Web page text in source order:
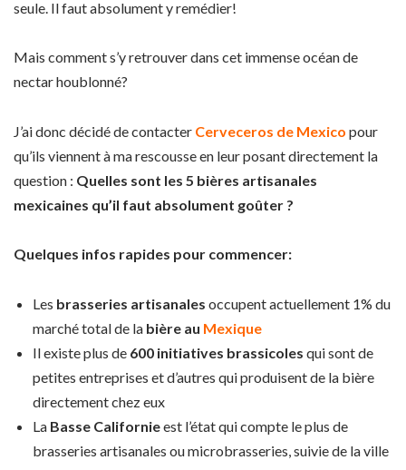
seule. Il faut absolument y remédier!
Mais comment s’y retrouver dans cet immense océan de
nectar houblonné?
J’ai donc décidé de contacter Cerveceros de Mexico pour
qu’ils viennent à ma rescousse en leur posant directement la
question : Quelles sont les 5 bières artisanales
mexicaines qu’il faut absolument goûter ?
Quelques infos rapides pour commencer:
Les brasseries artisanales occupent actuellement 1% du
marché total de la bière au Mexique
Il existe plus de 600 initiatives brassicoles qui sont de
petites entreprises et d’autres qui produisent de la bière
directement chez eux
La Basse Californieest l’état qui compte le plus de
brasseries artisanales ou microbrasseries, suivie de la ville